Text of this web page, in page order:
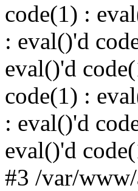
code(1) :
: eval()'d
eval()'d
code(1) :
: eval()'d
eval()'d
#3 /var/